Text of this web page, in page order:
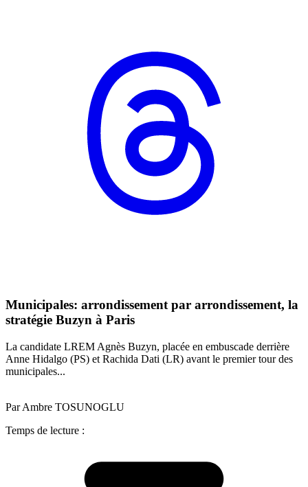
Municipales: arrondissement par arrondissement, la
stratégie Buzyn à Paris
La candidate LREM Agnès Buzyn, placée en embuscade derrière
Anne Hidalgo (PS) et Rachida Dati (LR) avant le premier tour des
municipales...
Par Ambre TOSUNOGLU
Temps de lecture :